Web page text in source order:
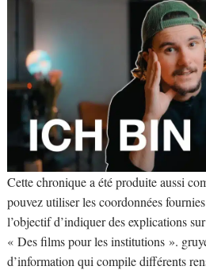
Cette chronique a été produite aussi
pouvez utiliser les coordonnées
l’objectif d’indiquer des explications
« Des films pour les institutions ».
d’information qui compile différents